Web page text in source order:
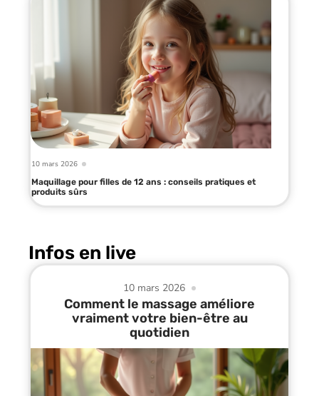
10 mars 2026
Maquillage pour filles de 12 ans : conseils pratiques et
produits sûrs
Infos en live
10 mars 2026
Comment le massage améliore
vraiment votre bien-être au
quotidien